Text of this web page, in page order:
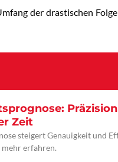
der drastischen
Zeit
steigert Genauigkeit und
mehr erfahren.